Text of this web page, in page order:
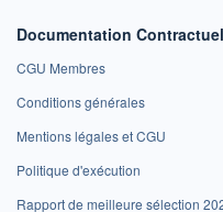
Documentation
CGU Membres
Conditions générales
Mentions légales et CGU
Politique d'exécution
Rapport de meilleure sélection